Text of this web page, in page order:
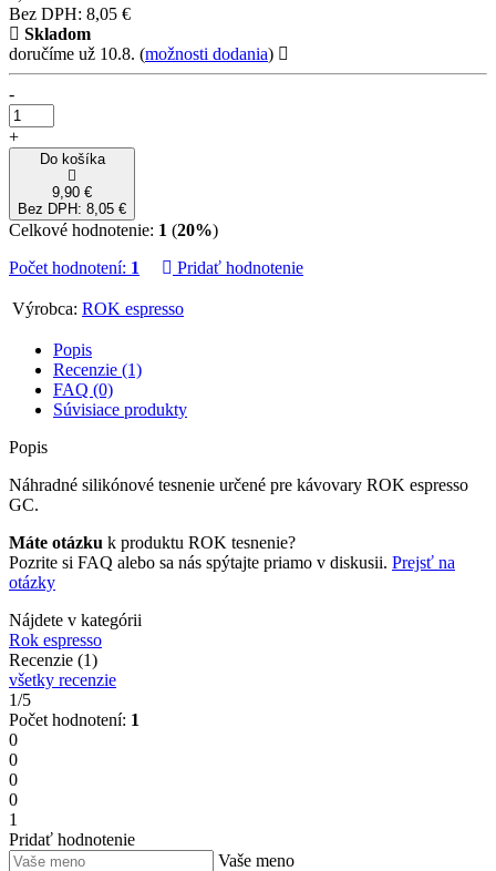
Bez DPH: 8,05 €
Skladom
doručíme už 10.8. (možnosti dodania)
-
+
Do košíka
9,90 €
Bez DPH: 8,05 €
Celkové hodnotenie: 1 (20%)
Počet hodnotení: 1 Pridať hodnotenie
Výrobca: ROK espresso
Popis
Recenzie (1)
FAQ (0)
Súvisiace produkty
Popis
Náhradné silikónové tesnenie určené pre kávovary ROK espresso
GC.
Máte otázku k produktu ROK tesnenie?
Pozrite si FAQ alebo sa nás spýtajte priamo v diskusii. Prejsť na
otázky
Nájdete v kategórii
Rok espresso
Recenzie (1)
všetky recenzie
1/5
Počet hodnotení: 1
0
0
0
0
1
Pridať hodnotenie
Vaše meno